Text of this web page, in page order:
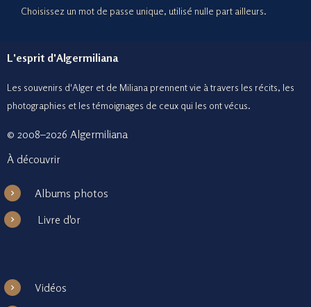
Choisissez un mot de passe unique, utilisé nulle part ailleurs.
L'esprit d'Algermiliana
Les souvenirs d'Alger et de Miliana prennent vie à travers les récits, les
photographies et les témoignages de ceux qui les ont vécus.
© 2008–2026 Algermiliana
À découvrir
Albums photos
Livre d'or
Vidéos